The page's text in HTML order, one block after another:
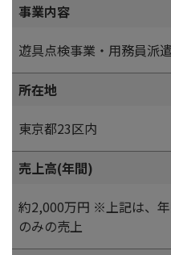
事業内容
遊具点検事業・用務員派
所在地
東京都23区内
売上高(年間)
約2,000万円 ※上記は、
のみの売上